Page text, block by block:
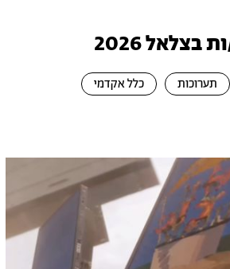
2026
תערוכות כלל אקדמי